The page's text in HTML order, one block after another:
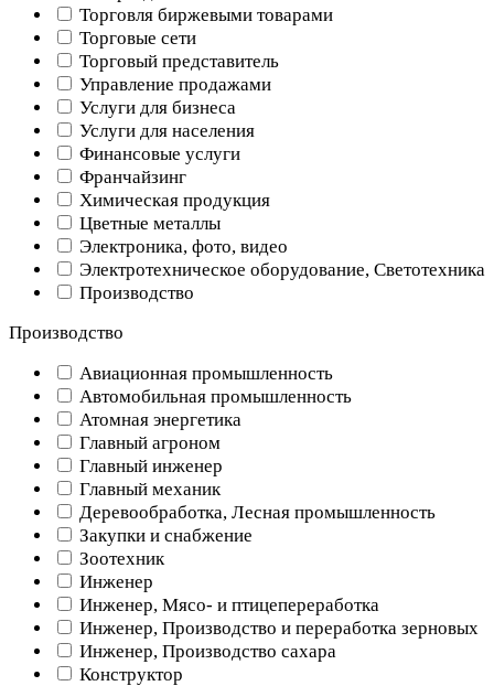
Торговля биржевыми товарами
Торговые сети
Торговый представитель
Управление продажами
Услуги для бизнеса
Услуги для населения
Финансовые услуги
Франчайзинг
Химическая продукция
Цветные металлы
Электроника, фото, видео
Электротехническое оборудование, Светотехника
Производство
Производство
Авиационная промышленность
Автомобильная промышленность
Атомная энергетика
Главный агроном
Главный инженер
Главный механик
Деревообработка, Лесная промышленность
Закупки и снабжение
Зоотехник
Инженер
Инженер, Мясо- и птицепереработка
Инженер, Производство и переработка зерновых
Инженер, Производство сахара
Конструктор